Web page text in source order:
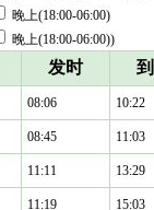
晚上(18:00-06:00)
晚上(18:00-06:00))
发时
08:06 10:22
08:45 11:03
11:11 13:29
11:19 15:03